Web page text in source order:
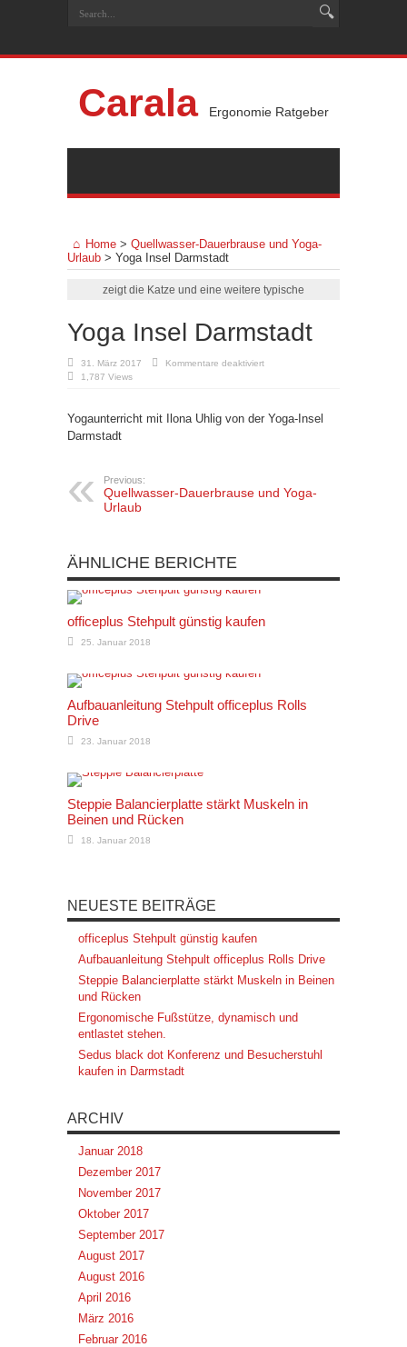
Carala Ergonomie Ratgeber
Home > Quellwasser-Dauerbrause und Yoga-
Urlaub > Yoga Insel Darmstadt
zeigt die Katze und eine weitere typische
Yoga Insel Darmstadt
31. März 2017 Kommentare deaktiviertfür
1,787 Views
Yogaunterricht mit Ilona Uhlig von der Yoga-Insel
Darmstadt
Previous:
Quellwasser-Dauerbrause und Yoga-
Urlaub
ÄHNLICHE BERICHTE
officeplus Stehpult günstig kaufen
25. Januar 2018
Aufbauanleitung Stehpult officeplus Rolls
Drive
23. Januar 2018
Steppie Balancierplatte stärkt Muskeln in
Beinen und Rücken
18. Januar 2018
NEUESTE BEITRÄGE
officeplus Stehpult günstig kaufen
Aufbauanleitung Stehpult officeplus Rolls Drive
Steppie Balancierplatte stärkt Muskeln in Beinen
und Rücken
Ergonomische Fußstütze, dynamisch und
entlastet stehen.
Sedus black dot Konferenz und Besucherstuhl
kaufen in Darmstadt
ARCHIV
Januar 2018
Dezember 2017
November 2017
Oktober 2017
September 2017
August 2017
August 2016
April 2016
März 2016
Februar 2016